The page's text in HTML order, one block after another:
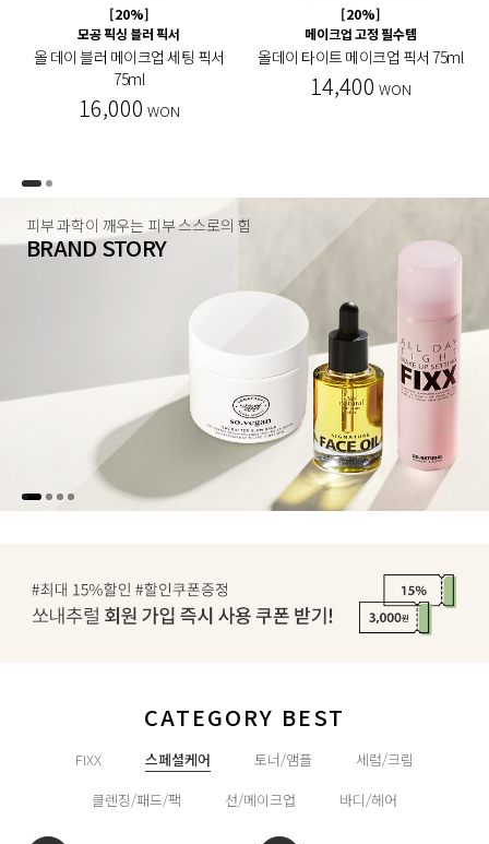
[20%]
모공 픽싱 블러 픽서
올 데이 블러 메이크업 세팅 픽서
75ml
16,000 WON
[20%]
메이크업 고정 필수템
올데이 타이트 메이크업 픽서 75ml
14,400 WON
피부 과학이 깨우는 피부 스스로의 힘
BRAND STORY
CATEGORY BEST
FIXX 스페셜케어 토너/앰플
세럼/크림
클렌징/패드/팩
선/메이크업 바디/헤어